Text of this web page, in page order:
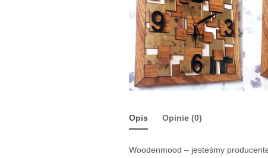
Opis Opinie (0)
Woodenmood – jesteśmy